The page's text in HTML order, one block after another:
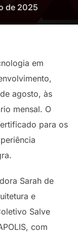
de 2025
em
agosto, às
mensal. O
para os
Sarah de
e
Salve
com